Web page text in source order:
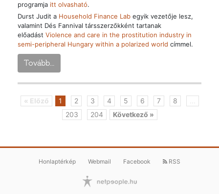
programja itt olvasható.
Durst Judit a Household Finance Labegyik vezetője lesz,
valamint Dés Fannival társszerzőkként tartanak
előadást Violence and care in the prostitution industry in
semi-peripheral Hungary within a polarized world címmel.
Tovább...
« Előző 1 2 3 4 5 6 7 8
203
204 Következő »
Honlaptérkép Webmail Facebook RSS